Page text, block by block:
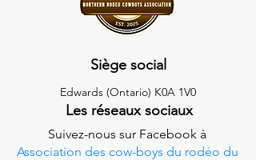
Siège social
Edwards (Ontario) K0A 1V0
Les réseaux sociaux
Suivez-nous sur Facebook à
Association des cow-boys du rodéo du